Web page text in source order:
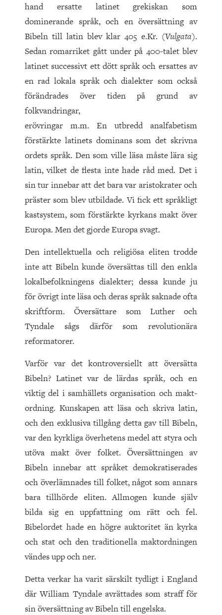
hand ersatte latinet grekiskan som
dominerande språk, och en översättning av
Bibeln till latin blev klar 405 e.Kr. (Vulgata).
Sedan romarriket gått under på 400-talet blev
latinet successivt ett dött språk och ersattes av
en rad lokala språk och dialekter som också
förändrades över tiden på grund av
folkvandringar,
erövringar m.m. En utbredd analfabetism
förstärkte latinets dominans som det skrivna
ordets språk. Den som ville läsa måste lära sig
latin, vilket de flesta inte hade råd med. Det i
sin tur innebar att det bara var aristokrater och
präster som blev utbildade. Vi fick ett språkligt
kastsystem, som förstärkte kyrkans makt över
Europa. Men det gjorde Europa svagt.
Den intellektuella och religiösa eliten trodde
inte att Bibeln kunde översättas till den enkla
lokalbefolkningens dialekter; dessa kunde ju
för övrigt inte läsa och deras språk saknade ofta
skriftform. Översättare som Luther och
Tyndale sågs därför som revolutionära
reformatorer.
Varför var det kontroversiellt att översätta
Bibeln? Latinet var de lärdas språk, och en
viktig del i samhällets organisation och makt-
ordning. Kunskapen att läsa och skriva latin,
och den exklusiva tillgång detta gav till Bibeln,
var den kyrkliga överhetens medel att styra och
utöva makt över folket. Översättningen av
Bibeln innebar att språket demokratiserades
och överlämnades till folket, något som annars
bara tillhörde eliten. Allmogen kunde själv
bilda sig en uppfattning om rätt och fel.
Bibelordet hade en högre auktoritet än kyrka
och stat och den traditionella maktordningen
vändes upp och ner.
Detta verkar ha varit särskilt tydligt i England
där William Tyndale avrättades som straff för
sin översättning av Bibeln till engelska.